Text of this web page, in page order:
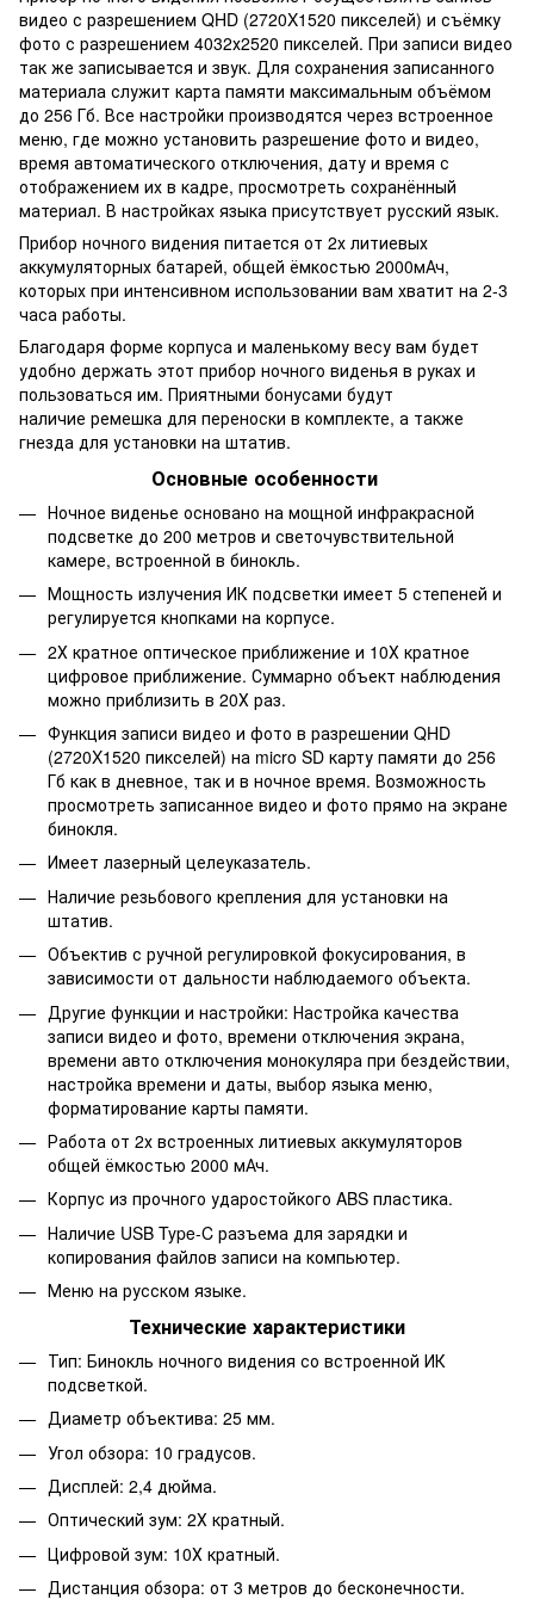
видео с разрешением QHD (2720X1520 пикселей) и съёмку
фото с разрешением 4032х2520 пикселей. При записи видео
так же записывается и звук. Для сохранения записанного
материала служит карта памяти максимальным объёмом
до 256 Гб. Все настройки производятся через встроенное
меню, где можно установить разрешение фото и видео,
время автоматического отключения, дату и время с
отображением их в кадре, просмотреть сохранённый
материал. В настройках языка присутствует русский язык.
Прибор ночного видения питается от 2х литиевых
аккумуляторных батарей, общей ёмкостью 2000мАч,
которых при интенсивном использовании вам хватит на 2-3
часа работы.
Благодаря форме корпуса и маленькому весу вам будет
удобно держать этот прибор ночного виденья в руках и
пользоваться им. Приятными бонусами будут
наличие ремешка для переноски в комплекте, а также
гнезда для установки на штатив.
Основные особенности
Ночное виденье основано на мощной инфракрасной
подсветке до 200 метров и светочувствительной
камере, встроенной в бинокль.
Мощность излучения ИК подсветки имеет 5 степеней и
регулируется кнопками на корпусе.
2Х кратное оптическое приближение и 10Х кратное
цифровое приближение. Суммарно объект наблюдения
можно приблизить в 20Х раз.
Функция записи видео и фото в разрешении QHD
(2720X1520 пикселей) на micro SD карту памяти до 256
Гб как в дневное, так и в ночное время. Возможность
просмотреть записанное видео и фото прямо на экране
бинокля.
Имеет лазерный целеуказатель.
Наличие резьбового крепления для установки на
штатив.
Объектив с ручной регулировкой фокусирования, в
зависимости от дальности наблюдаемого объекта.
Другие функции и настройки: Настройка качества
записи видео и фото, времени отключения экрана,
времени авто отключения монокуляра при бездействии,
настройка времени и даты, выбор языка меню,
форматирование карты памяти.
Работа от 2х встроенных литиевых аккумуляторов
общей ёмкостью 2000 мАч.
Корпус из прочного ударостойкого ABS пластика.
Наличие USB Type-C разъема для зарядки и
копирования файлов записи на компьютер.
Меню на русском языке.
Технические характеристики
Тип: Бинокль ночного видения со встроенной ИК
подсветкой.
Диаметр объектива: 25 мм.
Угол обзора: 10 градусов.
Дисплей: 2,4 дюйма.
Оптический зум: 2Х кратный.
Цифровой зум: 10Х кратный.
Дистанция обзора: от 3 метров до бесконечности.